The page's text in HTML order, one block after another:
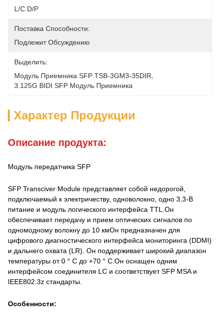
L/C D/P
Поставка Способности:
Подлежит Обсуждению
Выделить:
Модуль Приемника SFP TSB-3GM3-35DIR
3.125G BIDI SFP Модуль Приемника
Характер Продукции
Описание продукта:
Модуль передатчика SFP
SFP Transciver Module представляет собой недорогой,
подключаемый к электричеству, одноволокно, одно 3,3-В
питание и модуль логического интерфейса TTL.Он
обеспечивает передачу и прием оптических сигналов по
одномодному волокну до 10 кмОн предназначен для
цифрового диагностического интерфейса мониторинга (DDMI)
и дальнего охвата (LR). Он поддерживает широкий диапазон
температуры от 0 ° C до +70 ° C.Он оснащен одним
интерфейсом соединителя LC и соответствует SFP MSA и
IEEE802.3z стандарты.
Особенности: